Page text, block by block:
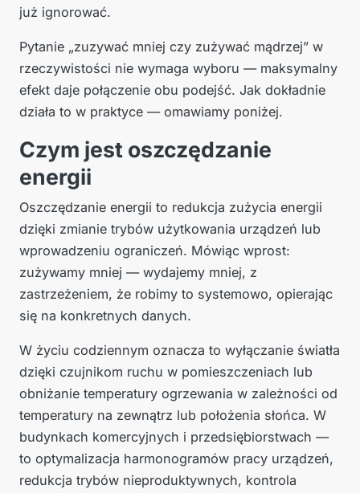
już ignorować.
Pytanie „zuzywać mniej czy zużywać mądrzej” w
rzeczywistości nie wymaga wyboru — maksymalny
efekt daje połączenie obu podejść. Jak dokładnie
działa to w praktyce — omawiamy poniżej.
Czym jest oszczędzanie
energii
Oszczędzanie energii to redukcja zużycia energii
dzięki zmianie trybów użytkowania urządzeń lub
wprowadzeniu ograniczeń. Mówiąc wprost:
zużywamy mniej — wydajemy mniej, z
zastrzeżeniem, że robimy to systemowo, opierając
się na konkretnych danych.
W życiu codziennym oznacza to wyłączanie światła
dzięki czujnikom ruchu w pomieszczeniach lub
obniżanie temperatury ogrzewania w zależności od
temperatury na zewnątrz lub położenia słońca. W
budynkach komercyjnych i przedsiębiorstwach —
to optymalizacja harmonogramów pracy urządzeń,
redukcja trybów nieproduktywnych, kontrola